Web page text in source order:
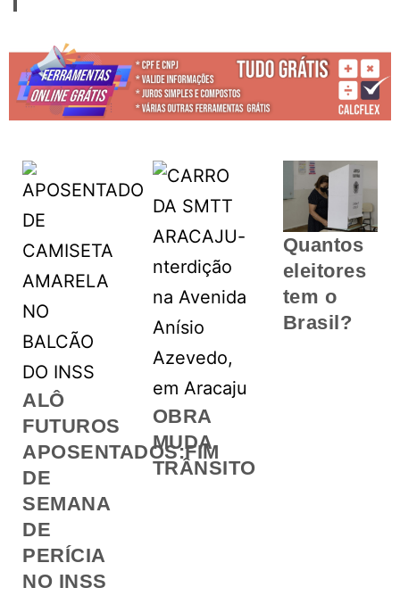
ALÔ
FUTUROS
APOSENTADOS:FIM
DE
SEMANA
DE
PERÍCIA
NO INSS
OBRA
MUDA
TRÂNSITO
Quantos
eleitores
tem o
Brasil?